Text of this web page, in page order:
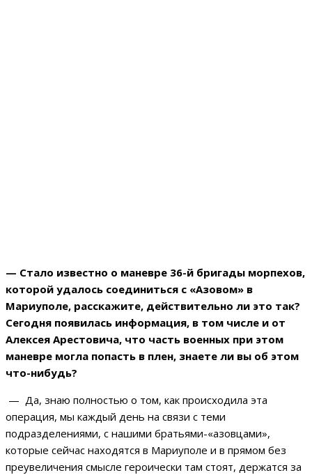
— Стало известно о маневре 36-й бригады морпехов,
которой удалось соединиться с «Азовом» в
Мариуполе, расскажите, действительно ли это так?
Сегодня появилась информация, в том числе и от
Алексея Арестовича, что часть военных при этом
маневре могла попасть в плен, знаете ли вы об этом
что-нибудь?
— Да, знаю полностью о том, как происходила эта
операция, мы каждый день на связи с теми
подразделениями, с нашими братьями-«азовцами»,
которые сейчас находятся в Мариуполе и в прямом без
преувеличения смысле героически там стоят, держатся за